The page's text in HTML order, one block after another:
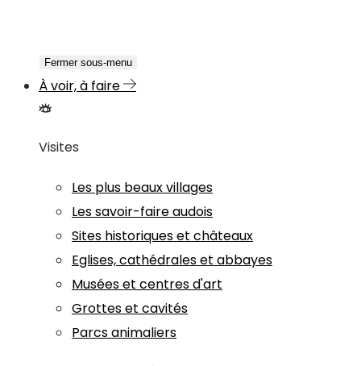
Fermer sous-menu
À voir, à faire
Visites
Les plus beaux villages
Les savoir-faire audois
Sites historiques et châteaux
Eglises, cathédrales et abbayes
Musées et centres d'art
Grottes et cavités
Parcs animaliers